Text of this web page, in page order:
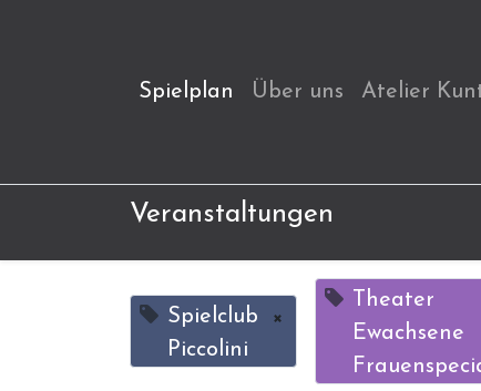
Spielplan Über uns Atelier
Veranstaltungen
Spielclub
Piccolini
×
Theater
Ewachsene